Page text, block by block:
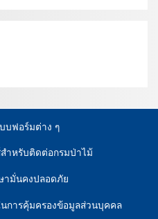
บฟอร์มต่าง ๆ
ำหรับติดต่อกรมป่าไม้
ามั่นคงปลอดภัย
การคุ้มครองข้อมูลส่วนบุคคล